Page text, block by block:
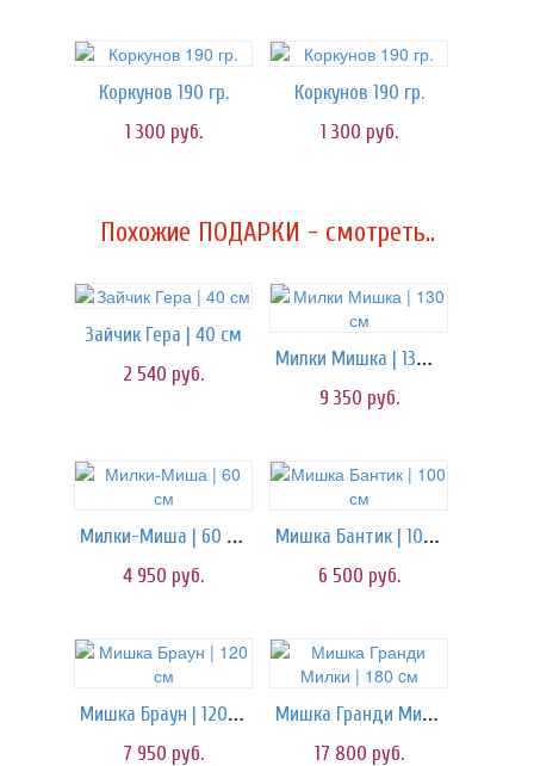
Коркунов 190 гр.
1 300 руб.
Коркунов 190 гр.
1 300 руб.
Похожие ПОДАРКИ - смотреть..
Зайчик Гера | 40 см
2 540 руб.
Милки Мишка | 130 см
9 350 руб.
Милки-Миша | 60 см
4 950 руб.
Мишка Бантик | 100 см
6 500 руб.
Мишка Браун | 120 см
7 950 руб.
Мишка Гранди Милки | 180 cм
17 800 руб.